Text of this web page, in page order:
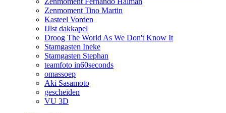
Zenmoment Tino Martin
Kasteel Vorden
IJlst dakkapel
Droog The World As We Don't Know It
Stamgasten Ineke
Stamgasten Stephan
teamfoto in60seconds
omassoep
Aki Sasamoto
gescheiden
VU 3D